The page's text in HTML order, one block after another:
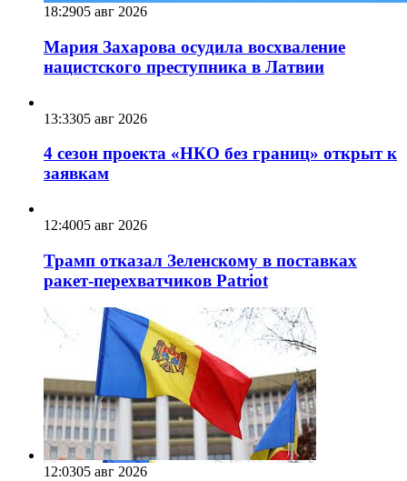
18:2905 авг 2026
Мария Захарова осудила восхваление
нацистского преступника в Латвии
13:3305 авг 2026
4 сезон проекта «НКО без границ» открыт к
заявкам
12:4005 авг 2026
Трамп отказал Зеленскому в поставках
ракет-перехватчиков Patriot
12:0305 авг 2026